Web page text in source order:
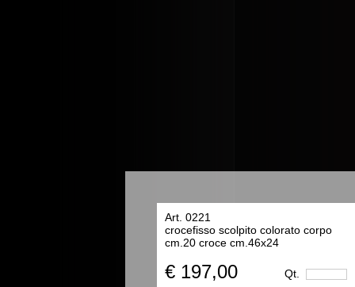
Art. 0221
crocefisso scolpito colorato corpo
cm.20 croce cm.46x24
€ 197,00 Qt.